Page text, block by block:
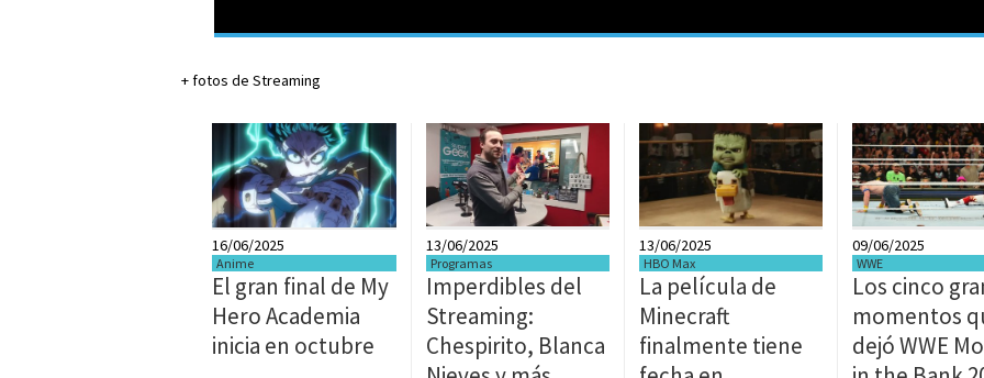
+ fotos de Streaming
16/06/2025
Anime
El gran final de My
Hero Academia
inicia en octubre
13/06/2025
Programas
Imperdibles del
Streaming:
Chespirito, Blanca
13/06/2025
HBO Max
La película de
Minecraft
finalmente tiene
09/06/2025
WWE
Los cinco
momentos
dejó WWE